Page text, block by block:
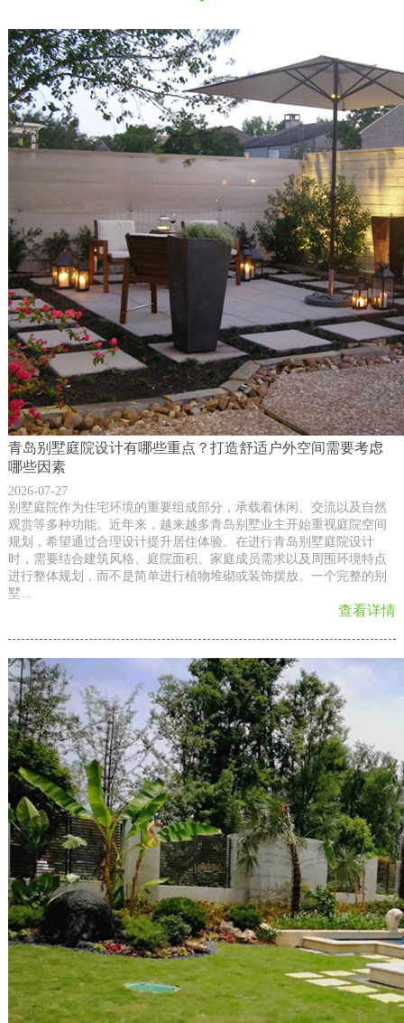
青岛别墅庭院设计有哪些重点？打造舒适户外空间需要考虑
哪些因素
2026-07-27
别墅庭院作为住宅环境的重要组成部分，承载着休闲、交流以及自然
观赏等多种功能。近年来，越来越多青岛别墅业主开始重视庭院空间
规划，希望通过合理设计提升居住体验。在进行青岛别墅庭院设计
时，需要结合建筑风格、庭院面积、家庭成员需求以及周围环境特点
进行整体规划，而不是简单进行植物堆砌或装饰摆放。一个完整的别
墅...
查看详情